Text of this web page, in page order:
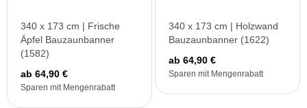
340 x 173 cm | Frische
Äpfel Bauzaunbanner
(1582)
ab 64,90 €
Sparen mit Mengenrabatt
340 x 173 cm | Holzwand
Bauzaunbanner (1622)
ab 64,90 €
Sparen mit Mengenrabatt